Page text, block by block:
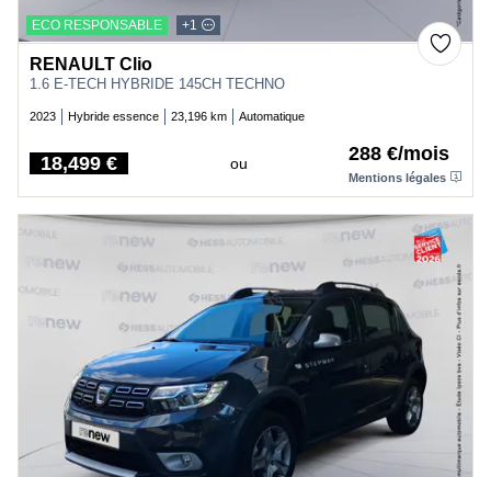
ECO RESPONSABLE +1
RENAULT Clio
1.6 E-TECH HYBRIDE 145CH TECHNO
2023 Hybride essence 23,196 km Automatique
Price
18,499 € ou 288 €/mois
Mentions légales